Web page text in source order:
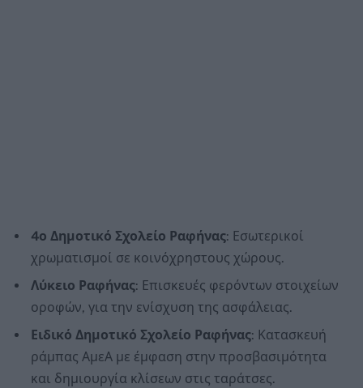
4ο Δημοτικό Σχολείο Ραφήνας: Εσωτερικοί
χρωματισμοί σε κοινόχρηστους χώρους.
Λύκειο Ραφήνας: Επισκευές φερόντων στοιχείων
οροφών, για την ενίσχυση της ασφάλειας.
Ειδικό Δημοτικό Σχολείο Ραφήνας: Κατασκευή
ράμπας ΑμεΑ με έμφαση στην προσβασιμότητα
και δημιουργία κλίσεων στις ταράτσες.